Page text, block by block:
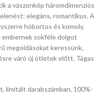
a vászonkép háromdimenziós
elegáns, romantikus. A
hóbortos és komoly,
embernek sokféle dolgot
megoldásokat keressünk,
váró új ötletek előtt. Tágas
limitált darabszámban, 100%-